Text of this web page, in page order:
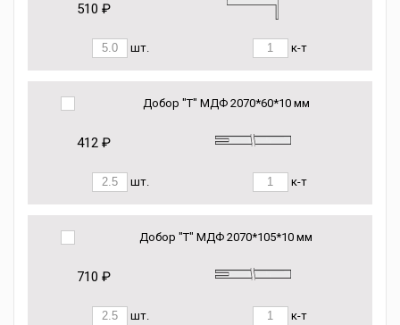
510 ₽
шт. к-т
Добор "Т" МДФ 2070*60*10 мм
412 ₽
шт. к-т
Добор "Т" МДФ 2070*105*10 мм
710 ₽
шт. к-т